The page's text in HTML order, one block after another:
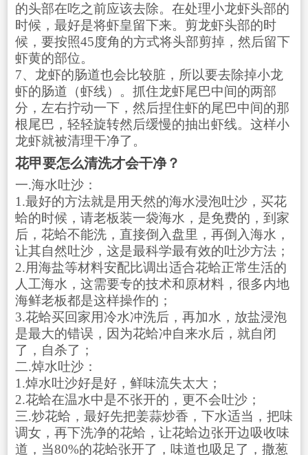
的头部在吃之前应该去除。在处理小龙虾头部的
时候，最好是将虾皇留下来。剪龙虾头部的时
候，要按照45度角的方式将头部剪掉，然后留下
虾黄的部位。
7、龙虾的肠道也会比较脏，所以要去除掉小龙
虾的肠道（虾线）。抓住龙虾尾巴中间的两部
分，左右拧动一下，然后捏住虾的尾巴中间的那
根尾巴，轻轻旋转然后缓慢的抽出虾线。这样小
龙虾就被清理干净了。
花甲要怎么清洗才会干净？
一.海水吐沙：
1.最好的方法就是用天然的海水浸泡吐沙，买花
蛤的时候，请老板装一袋海水，是免费的，到家
后，花蛤不能洗，直接倒入盘里，再倒入海水，
让其自然吐沙，这是最科学最有效的吐沙方法；
2.用海盐等材料安配比调出适合花蛤正常生活的
人工海水，这需要专的技术和原材料，很多内地
海鲜老板都是这样操作的；
3.花蛤买回家用冷水冲洗后，再加水，放盐浸泡
是最大的错误，因为花蛤冲自来水后，就自闭
了，自杀了；
二.焯水吐沙：
1.焯水吐沙好是好，鲜味流失太大；
2.花蛤在温水中是不张开的，更不会吐沙；
三.炒花蛤，最好先把姜蒜炒香，下水适当，把味
调女，再下洗净的花蛤，让花蛤边张开边吸收味
道，当80%的花蛤张开了，味道也吸足了，撒葱